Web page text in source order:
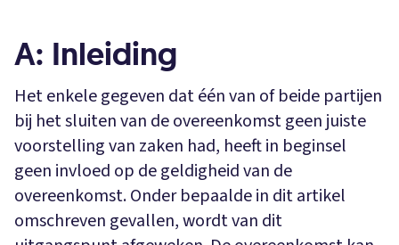
A: Inleiding
Het enkele gegeven dat één van of beide partijen
bij het sluiten van de overeenkomst geen juiste
voorstelling van zaken had, heeft in beginsel
geen invloed op de geldigheid van de
overeenkomst. Onder bepaalde in dit artikel
omschreven gevallen, wordt van dit